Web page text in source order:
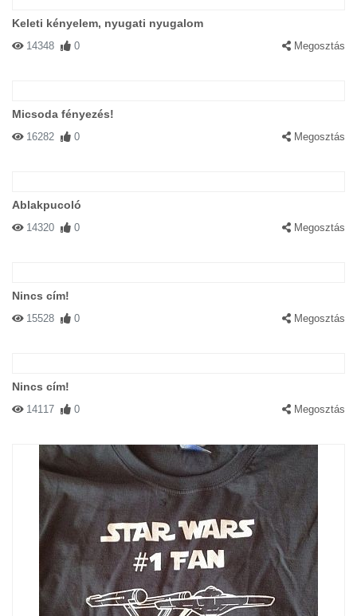
Keleti kényelem, nyugati nyugalom
14348 0 Megosztás
Micsoda fényezés!
16282 0 Megosztás
Ablakpucoló
14320 0 Megosztás
Nincs cím!
15528 0 Megosztás
Nincs cím!
14117 0 Megosztás